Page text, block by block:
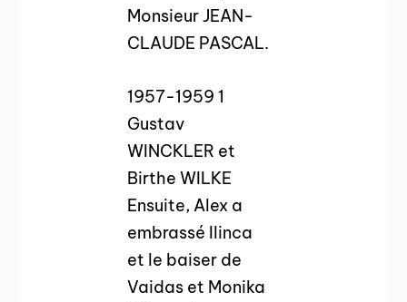
Monsieur JEAN-
CLAUDE PASCAL.
1957-1959 1
Gustav
WINCKLER et
Birthe WILKE
Ensuite, Alex a
embrassé Ilinca
et le baiser de
Vaidas et Monika